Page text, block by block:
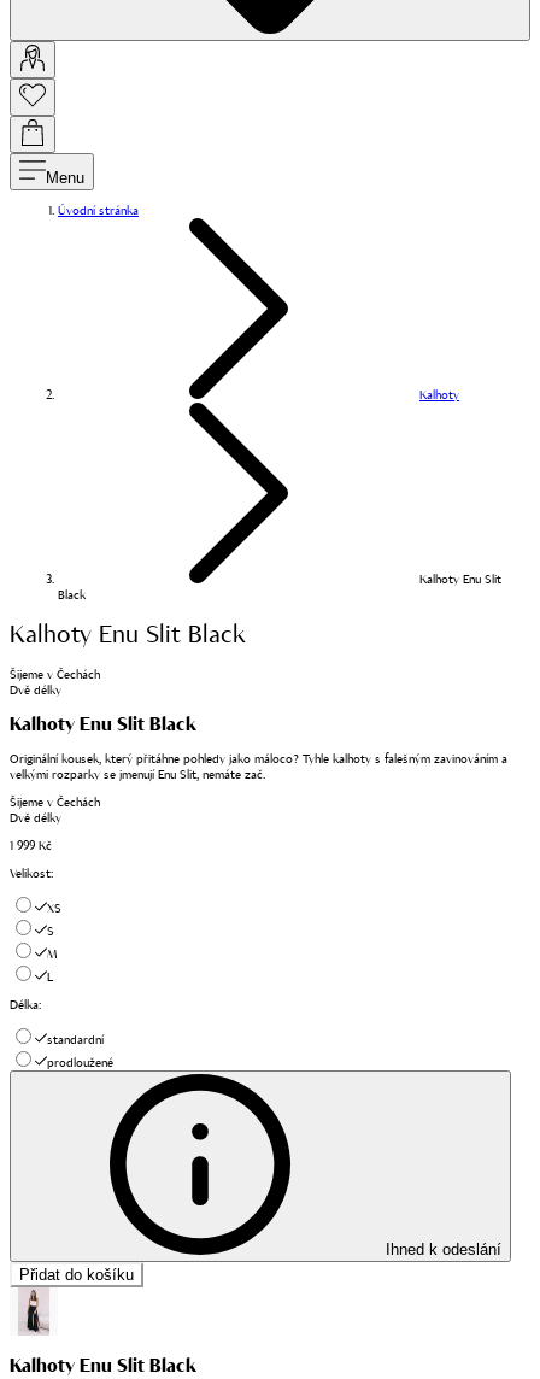
Menu
Úvodní stránka
Kalhoty
Kalhoty Enu Slit
Black
Kalhoty Enu Slit Black
Šijeme v Čechách
Dvě délky
Kalhoty Enu Slit Black
Originální kousek, který přitáhne pohledy jako máloco? Tyhle kalhoty s falešným zavinováním a
velkými rozparky se jmenují Enu Slit, nemáte zač.
Šijeme v Čechách
Dvě délky
1 999 Kč
Velikost:
XS
S
M
L
Délka:
standardní
prodloužené
Ihned k odeslání
Přidat do košíku
Kalhoty Enu Slit Black